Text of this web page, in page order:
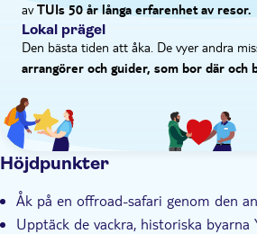
av TUIs 50 år långa erfarenhet av resor.
Lokal prägel
Den bästa tiden att åka. De vyer andra
arrangörer och guider, som bor där och
Höjdpunkter
Åk på en offroad-safari genom den
Upptäck de vackra, historiska byarna